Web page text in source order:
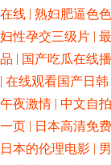
频 日韩城人网站 黄
区 91巨乳黑丝美女
成人午夜性剧场 伊
韩国操逼 另类排泄
在线 | 熟妇肥逼色
妇性孕交三级片 |
品 | 国产吃瓜在线
| 在线观看国产日韩
午夜激情 | 中文自
一页 | 日本高清免
日本的伦理电影 |